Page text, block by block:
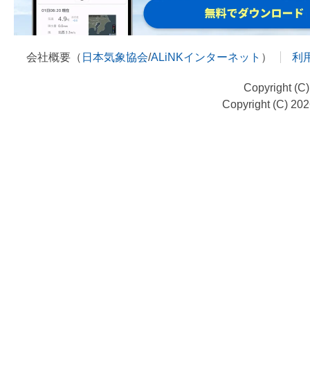
会社概要（ 日本気象協会/ALiNKインターネット ） 利
Copyright
Copyright (C)